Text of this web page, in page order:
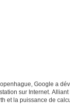
Google a
sur Internet.
et la puissance de